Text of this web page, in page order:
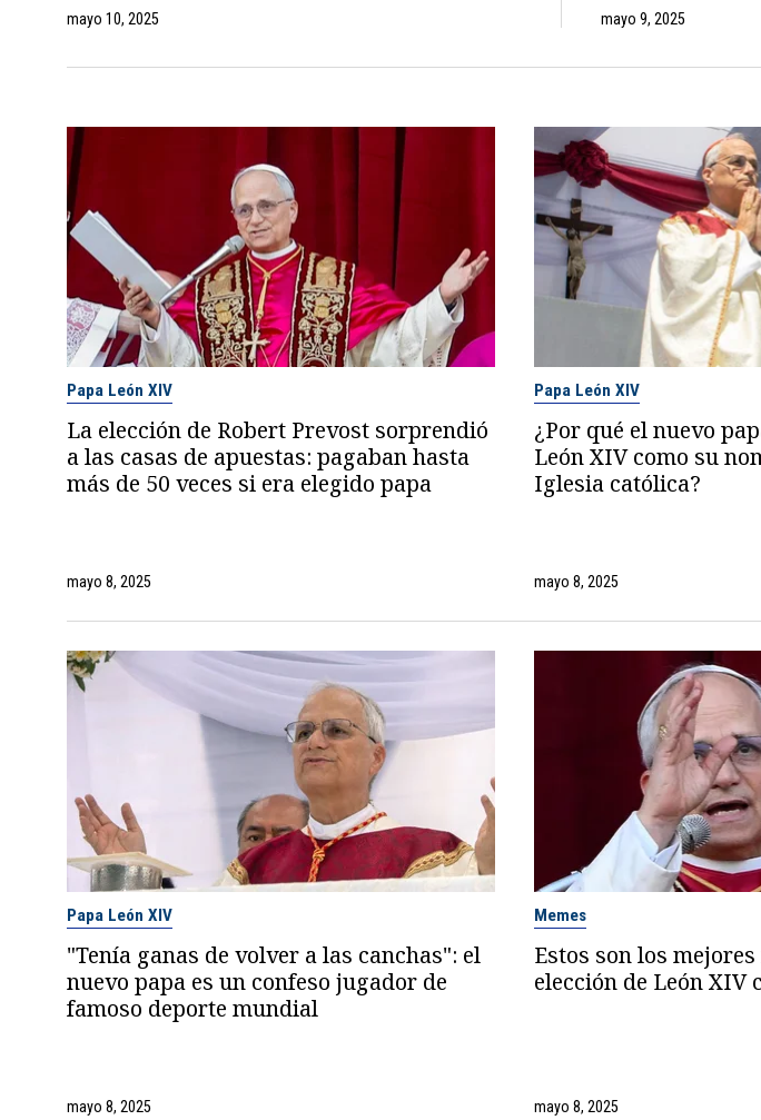
mayo 10, 2025 mayo 9, 2025
Papa León XIV
La elección de Robert Prevost sorprendió
a las casas de apuestas: pagaban hasta
más de 50 veces si era elegido papa
mayo 8, 2025
Papa León XIV
¿Por qué el nuevo
León XIV como su
Iglesia católica?
mayo 8, 2025
Papa León XIV
"Tenía ganas de volver a las canchas": el
nuevo papa es un confeso jugador de
famoso deporte mundial
mayo 8, 2025
Memes
Estos son los
elección de León XIV
mayo 8, 2025